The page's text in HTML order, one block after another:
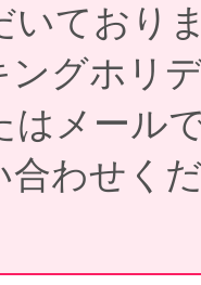
いており
ングホリ
はメール
合わせく